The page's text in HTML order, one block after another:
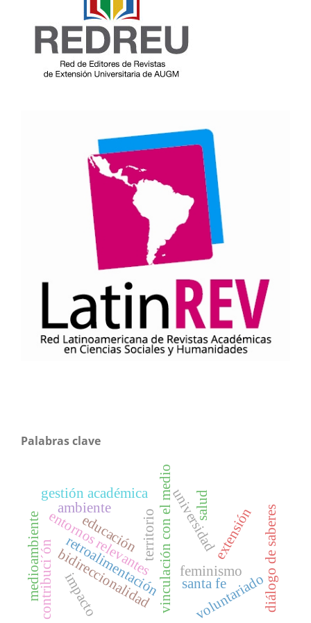
Palabras clave
vinculación con el medio
retroalimentación
entornos relevantes
gestión académica
feminismo
universidadextensión
bidireccionalidad voluntariado
territorio
educación
salud
medioambiente diálogo de saberes
ambiente
impacto
contribuci´ón santa fe